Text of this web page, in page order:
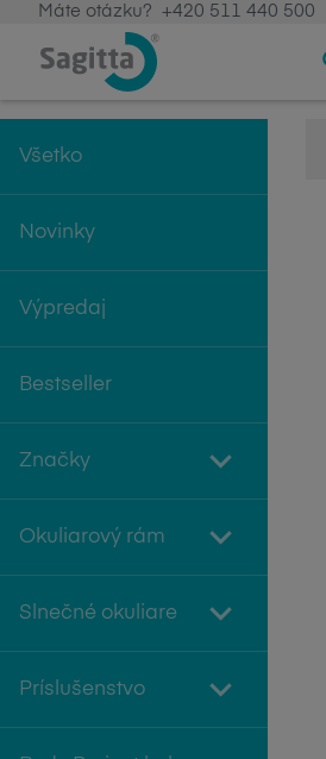
Máte otázku? +420 511 440 500
Všetko
Novinky
Výpredaj
Bestseller
Značky
Okuliarový rám
Slnečné okuliare
Príslušenstvo